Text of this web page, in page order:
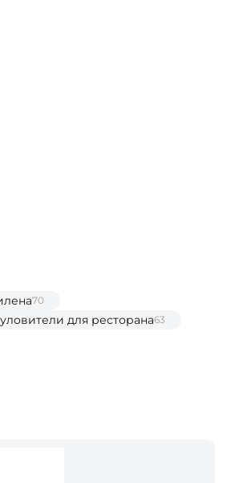
70
для ресторана63